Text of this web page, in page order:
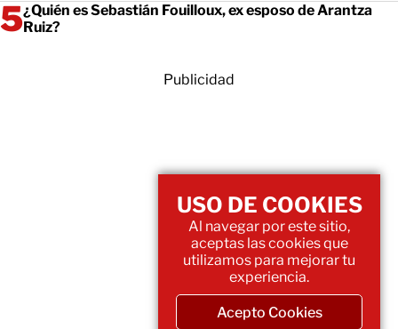
¿Quién es Sebastián Fouilloux, ex esposo de Arantza
Ruiz?
Publicidad
USO DE COOKIES
Al navegar por este sitio,
aceptas las cookies que
utilizamos para mejorar tu
experiencia.
Acepto Cookies